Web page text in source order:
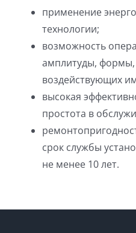
применение
технологии;
возможность
амплитуды, формы,
воздействующих
высокая
простота в
срок службы
не менее 10 лет.